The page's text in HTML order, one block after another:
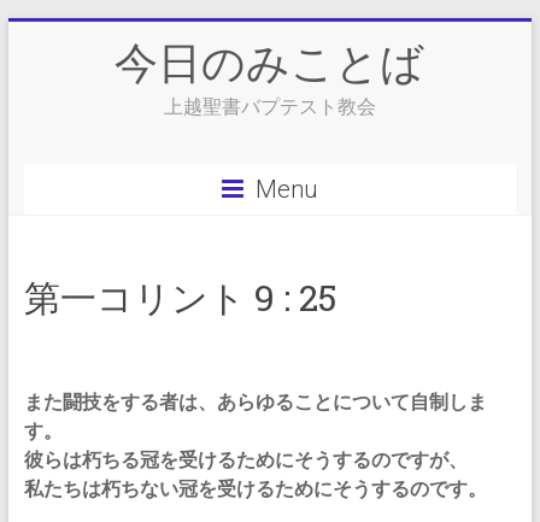
今日のみことば
上越聖書バプテスト教会
Menu
第一コリント 9 : 25
また闘技をする者は、あらゆることについて自制しま
す。
彼らは朽ちる冠を受けるためにそうするのですが、
私たちは朽ちない冠を受けるためにそうするのです。